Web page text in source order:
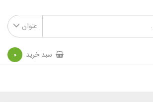
عنوان
سبد خرید 0